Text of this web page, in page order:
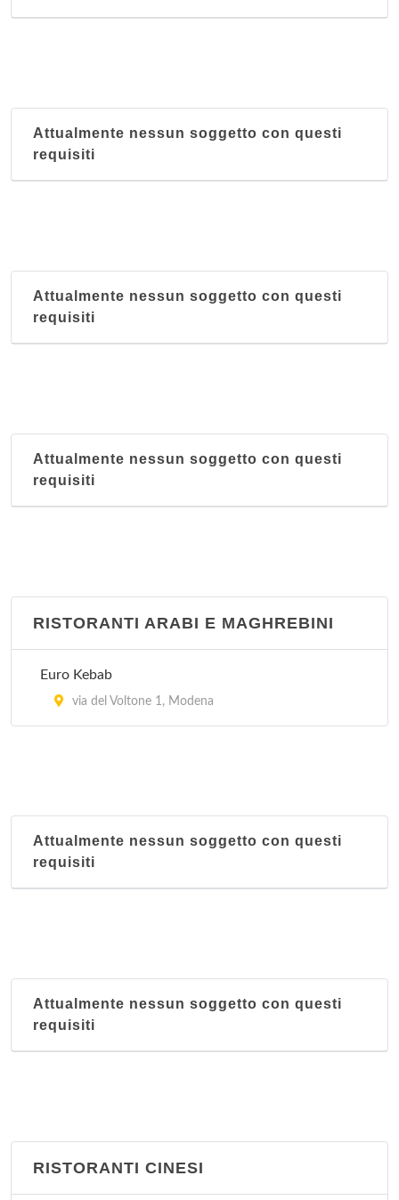
Attualmente nessun soggetto con questi
requisiti
Attualmente nessun soggetto con questi
requisiti
Attualmente nessun soggetto con questi
requisiti
RISTORANTI ARABI E MAGHREBINI
Euro Kebab
via del Voltone 1, Modena
Attualmente nessun soggetto con questi
requisiti
Attualmente nessun soggetto con questi
requisiti
RISTORANTI CINESI